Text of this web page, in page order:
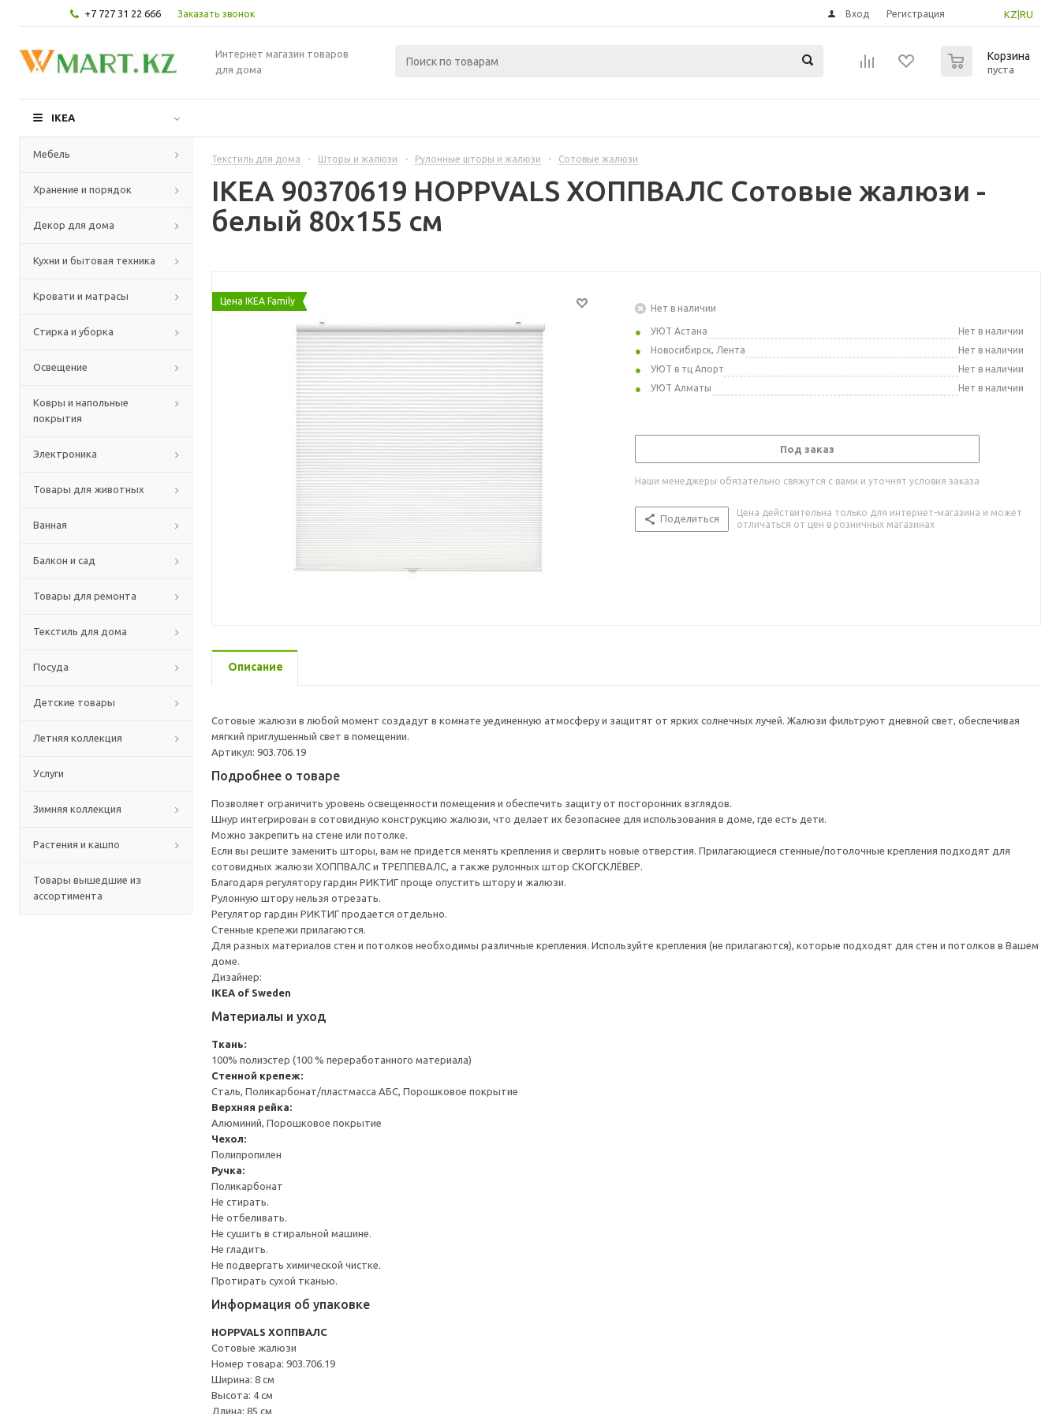
+7 727 31 22 666 Заказать звонок KZ RU
Вход Регистрация
Интернет магазин товаров
для дома
Корзина
пуста
IKEA
Мебель
Хранение и порядок
Декор для дома
Кухни и бытовая техника
Кровати и матрасы
Стирка и уборка
Освещение
Ковры и напольные
покрытия
Электроника
Товары для животных
Ванная
Балкон и сад
Товары для ремонта
Текстиль для дома
Посуда
Детские товары
Летняя коллекция
Услуги
Зимняя коллекция
Растения и кашпо
Товары вышедшие из
ассортимента
Текстиль для дома - Шторы и жалюзи - Рулонные шторы и жалюзи - Сотовые жалюзи
IKEA 90370619 HOPPVALS ХОППВАЛС Сотовые жалюзи -
белый 80x155 см
Цена IKEA Family
Нет в наличии
УЮТ Астана
Нет в наличии
Новосибирск, Лента
Нет в наличии
УЮТ в тц Апорт
Нет в наличии
УЮТ Алматы
Нет в наличии
Под заказ
Наши менеджеры обязательно свяжутся с вами и уточнят условия заказа
Поделиться
Цена действительна только для интернет-магазина и может
отличаться от цен в розничных магазинах
Описание
Сотовые жалюзи в любой момент создадут в комнате уединенную атмосферу и защитят от ярких солнечных лучей. Жалюзи фильтруют дневной свет, обеспечивая
мягкий приглушенный свет в помещении.
Артикул: 903.706.19
Подробнее о товаре
Позволяет ограничить уровень освещенности помещения и обеспечить защиту от посторонних взглядов.
Шнур интегрирован в сотовидную конструкцию жалюзи, что делает их безопаснее для использования в доме, где есть дети.
Можно закрепить на стене или потолке.
Если вы решите заменить шторы, вам не придется менять крепления и сверлить новые отверстия. Прилагающиеся стенные/потолочные крепления подходят для
сотовидных жалюзи ХОППВАЛС и ТРЕППЕВАЛС, а также рулонных штор СКОГСКЛЁВЕР.
Благодаря регулятору гардин РИКТИГ проще опустить штору и жалюзи.
Рулонную штору нельзя отрезать.
Регулятор гардин РИКТИГ продается отдельно.
Стенные крепежи прилагаются.
Для разных материалов стен и потолков необходимы различные крепления. Используйте крепления (не прилагаются), которые подходят для стен и потолков в Вашем
доме.
Дизайнер:
IKEA of Sweden
Материалы и уход
Ткань:
100% полиэстер (100 % переработанного материала)
Стенной крепеж:
Сталь, Поликарбонат/пластмасса АБС, Порошковое покрытие
Верхняя рейка:
Алюминий, Порошковое покрытие
Чехол:
Полипропилен
Ручка:
Поликарбонат
Не стирать.
Не отбеливать.
Не сушить в стиральной машине.
Не гладить.
Не подвергать химической чистке.
Протирать сухой тканью.
Информация об упаковке
HOPPVALS ХОППВАЛС
Сотовые жалюзи
Номер товара: 903.706.19
Ширина: 8 см
Высота: 4 см
Длина: 85 см